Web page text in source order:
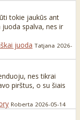
tokie jaukūs ant
spalva, nes ir
juoda Tatjana 2026-
nes tikrai
pirštus, o su šiais
Roberta 2026-05-14